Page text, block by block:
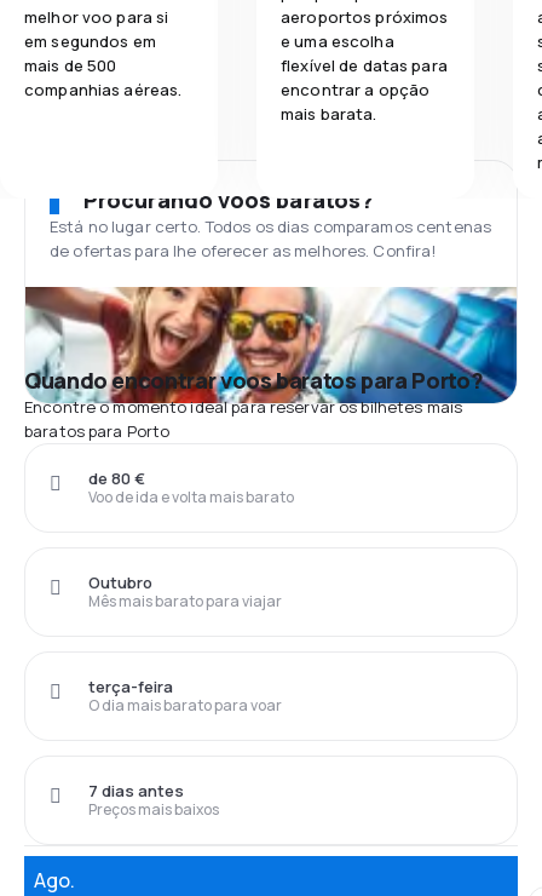
melhor voo para si
em segundos em
mais de 500
companhias aéreas.
aeroportos próximos
e uma escolha
flexível de datas para
encontrar a opção
mais barata.
Procurando voos baratos?
Está no lugar certo. Todos os dias comparamos centenas
de ofertas para lhe oferecer as melhores. Confira!
Quando encontrar voos baratos para Porto?
Encontre o momento ideal para reservar os bilhetes mais
baratos para Porto
Voo de ida e volta mais barato
de 80 €
Mês mais barato para viajar
Outubro
O dia mais barato para voar
terça-feira
Preços mais baixos
7 dias antes
Ago.